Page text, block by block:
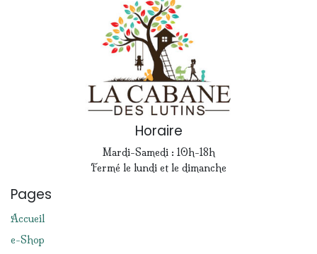
Horaire
Mardi-Samedi : 10h-18h
Fermé le lundi et le dimanche
Pages
Accueil
e-Shop